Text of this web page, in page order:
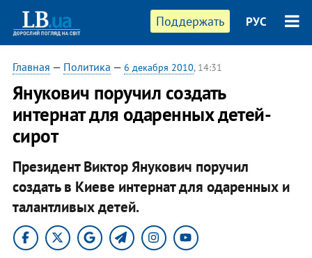
Поддержать РУС
Главная — Политика — 6 декабря 2010, 14:31
Янукович поручил создать
интернат для одаренных детей-
сирот
Президент Виктор Янукович поручил
создать в Киеве интернат для одаренных и
талантливых детей.​